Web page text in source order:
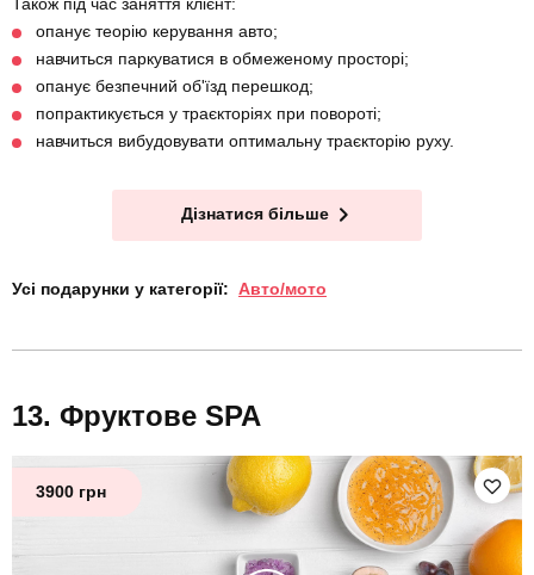
Також під час заняття клієнт:
опанує теорію керування авто;
навчиться паркуватися в обмеженому просторі;
опанує безпечний об'їзд перешкод;
попрактикується у траєкторіях при повороті;
навчиться вибудовувати оптимальну траєкторію руху.
Дізнатися більше
Усі подарунки у категорії: Авто/мото
Фруктове SPA
3900 грн